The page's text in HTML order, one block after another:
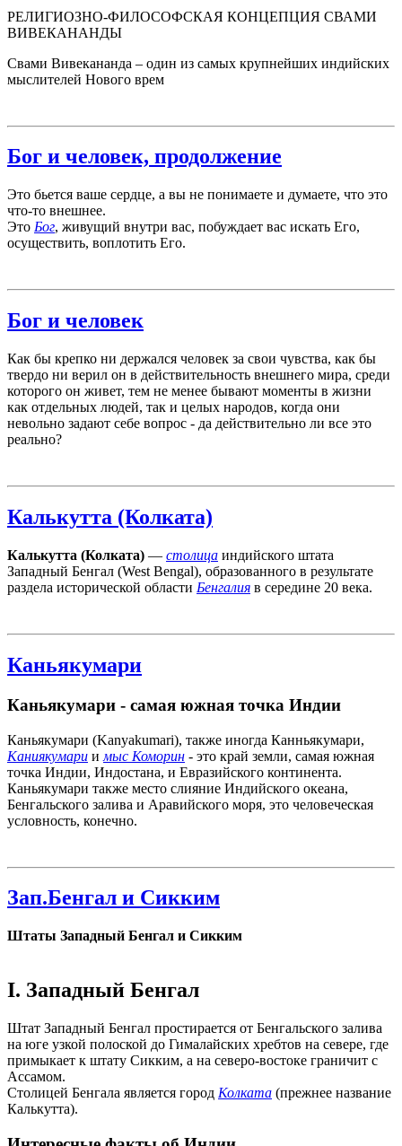
РЕЛИГИОЗНО-ФИЛОСОФСКАЯ КОНЦЕПЦИЯ СВАМИ
ВИВЕКАНАНДЫ
Свами Вивекананда – один из самых крупнейших индийских
мыслителей Нового врем
Бог и человек, продолжение
Это бьется ваше сердце, а вы не понимаете и думаете, что это
что-то внешнее.
Это Бог, живущий внутри вас, побуждает вас искать Его,
осуществить, воплотить Его.
Бог и человек
Как бы крепко ни держался человек за свои чувства, как бы
твердо ни верил он в действительность внешнего мира, среди
которого он живет, тем не менее бывают моменты в жизни
как отдельных людей, так и целых народов, когда они
невольно задают себе вопрос - да действительно ли все это
реально?
Калькутта (Колката)
Калькутта (Колката) — столица индийского штата
Западный Бенгал (West Bengal), образованного в результате
раздела исторической области Бенгалия в середине 20 века.
Каньякумари
Каньякумари - самая южная точка Индии
Каньякумари (Kanyakumari), также иногда Канньякумари,
Каниякумари и мыс Коморин - это край земли, самая южная
точка Индии, Индостана, и Евразийского континента.
Каньякумари также место слияние Индийского океана,
Бенгальского залива и Аравийского моря, это человеческая
условность, конечно.
Зап.Бенгал и Сикким
Штаты Западный Бенгал и Сикким
I. Западный Бенгал
Штат Западный Бенгал простирается от Бенгальского залива
на юге узкой полоской до Гималайских хребтов на севере, где
примыкает к штату Сикким, а на северо-востоке граничит с
Ассамом.
Столицей Бенгала является город Колката (прежнее название
Калькутта).